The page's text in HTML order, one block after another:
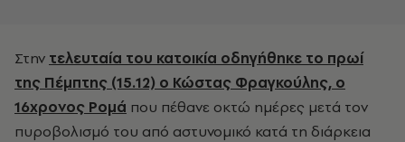
Στην τελευταία του κατοικία οδηγήθηκε το πρωί
της Πέμπτης (15.12) ο Κώστας Φραγκούλης, ο
16χρονος Ρομά που πέθανε οκτώ ημέρες μετά τον
πυροβολισμό του από αστυνομικό κατά τη διάρκεια